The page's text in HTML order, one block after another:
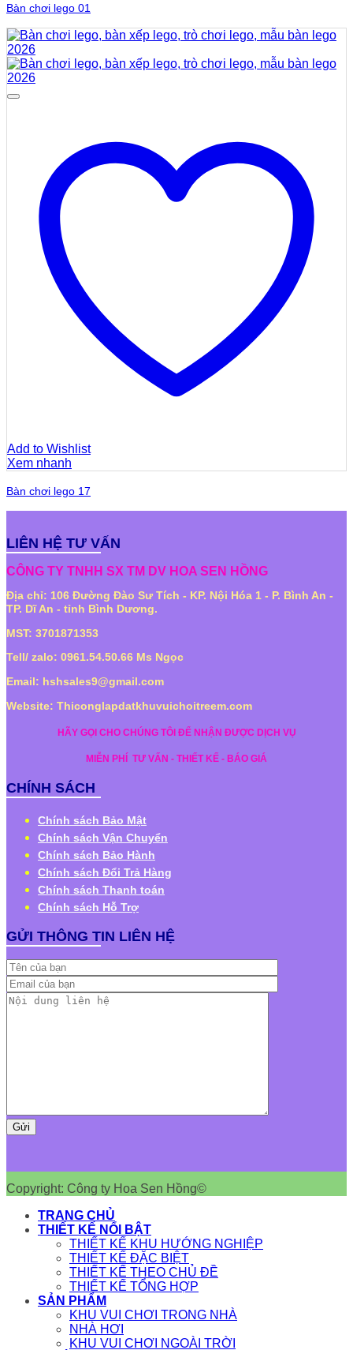
Bàn chơi lego 01
Add to Wishlist
Xem nhanh
Bàn chơi lego 17
LIÊN HỆ TƯ VẤN
CÔNG TY TNHH SX TM DV HOA SEN HỒNG
Địa chỉ: 106 Đường Đào Sư Tích - KP. Nội Hóa 1 - P. Bình An -
TP. Dĩ An - tỉnh Bình Dương.
MST: 3701871353
Tell/ zalo: 0961.54.50.66 Ms Ngọc
Email: hshsales9@gmail.com
Website: Thiconglapdatkhuvuichoitreem.com
HÃY GỌI CHO CHÚNG TÔI ĐỂ NHẬN ĐƯỢC DỊCH VỤ
MIỄN PHÍ TƯ VẤN - THIẾT KẾ - BÁO GIÁ
CHÍNH SÁCH
Chính sách Bảo Mật
Chính sách Vận Chuyển
Chính sách Bảo Hành
Chính sách Đổi Trả Hàng
Chính sách Thanh toán
Chính sách Hỗ Trợ
GỬI THÔNG TIN LIÊN HỆ
Copyright: Công ty Hoa Sen Hồng©
TRANG CHỦ
THIẾT KẾ NỔI BẬT
THIẾT KẾ KHU HƯỚNG NGHIỆP
THIẾT KẾ ĐẶC BIỆT
THIẾT KẾ THEO CHỦ ĐỀ
THIẾT KẾ TỔNG HỢP
SẢN PHẨM
KHU VUI CHƠI TRONG NHÀ
NHÀ HƠI
KHU VUI CHƠI NGOÀI TRỜI